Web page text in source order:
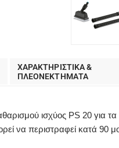
ΧΑΡΑΚΤΗΡΙΣΤΙΚΑ &
ΠΛΕΟΝΕΚΤΗΜΑΤΑ
ισχύος PS 20 για
να περιστραφεί κατά 90